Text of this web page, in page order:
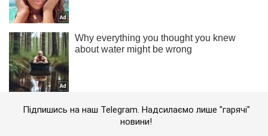
Підпишись на наш Telegram. Надсилаємо лише "гарячі"
новини!